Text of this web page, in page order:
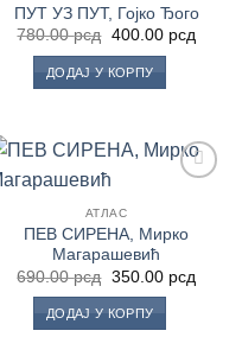
ПУТ УЗ ПУТ, Гојко Ђого
780.00рсд Оригинална
је
била:
400.00 рсд
цена
ДОДАЈ У КОРПУ
АТЛАС
ПЕВ СИРЕНА, Мирко
Магарашевић
690.00рсд Оригинална
је
била:
350.00 рсд
цена
ДОДАЈ У КОРПУ